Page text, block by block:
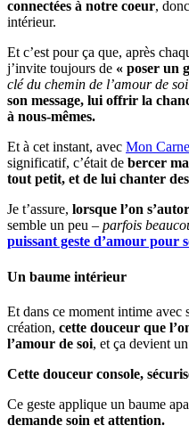
connectées à notre coeur,
intérieur.
Et c’est pour ça que, après
j’invite toujours de « poser un
clé du chemin de l’amour de soi
son message, lui offrir la
à nous-mêmes.
Et à cet instant, avec Mon
significatif, c’était de bercer
tout petit, et de lui chanter
Je t’assure, lorsque l’on
semble un peu – parfois
puissant geste d’amour pour
Un baume intérieur
Et dans ce moment intime avec
création, cette douceur que
l’amour de soi, et ça devient
Cette douceur console,
Ce geste applique un baume
demande soin et attention.